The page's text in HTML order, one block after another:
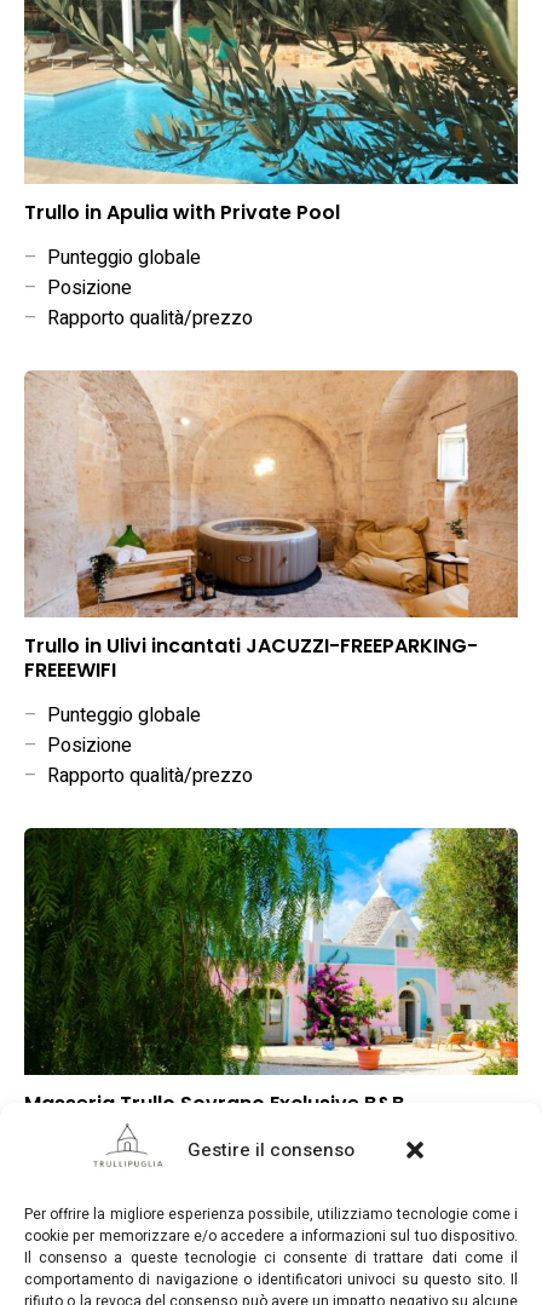
Gestire il consenso
Per offrire la migliore esperienza possibile, utilizziamo tecnologie come i
cookie per memorizzare e/o accedere a informazioni sul tuo dispositivo.
Il consenso a queste tecnologie ci consente di trattare dati come il
comportamento di navigazione o identificatori univoci su questo sito. Il
Trullo in Apulia with Private Pool
– Punteggio globale
– Posizione
– Rapporto qualità/prezzo
Trullo in Ulivi incantati JACUZZI-FREEPARKING-
FREEEWIFI
– Punteggio globale
– Posizione
– Rapporto qualità/prezzo
Masseria Trullo Sovrano Exclusive B&B
Punteggio globale
–Rapporto qualità/prezzo